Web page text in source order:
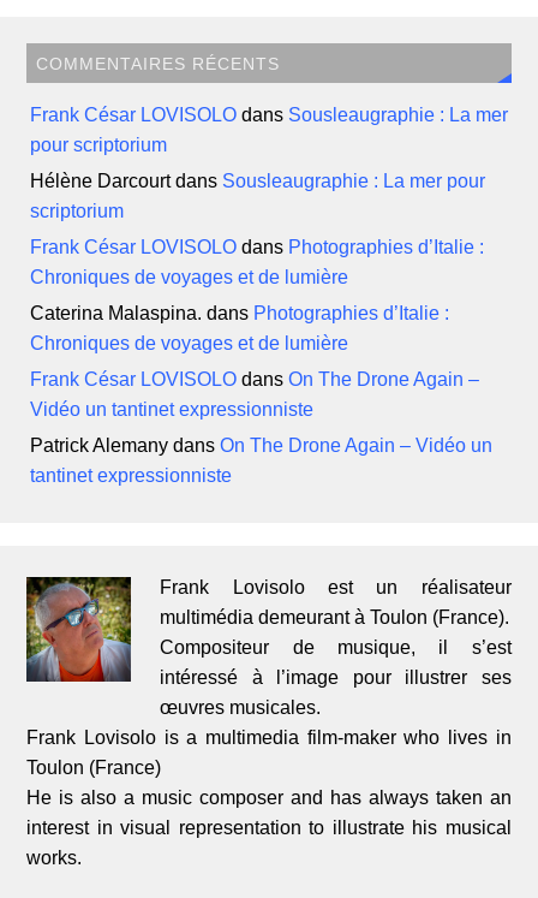
COMMENTAIRES RÉCENTS
Frank César LOVISOLO dans Sousleaugraphie : La mer
pour scriptorium
Hélène Darcourtdans Sousleaugraphie : La mer pour
scriptorium
Frank César LOVISOLO dans Photographies d’Italie :
Chroniques de voyages et de lumière
Caterina Malaspina. dans Photographies d’Italie :
Chroniques de voyages et de lumière
Frank César LOVISOLO dansOn The Drone Again –
Vidéo un tantinet expressionniste
Patrick Alemany dansOn The Drone Again – Vidéo un
tantinet expressionniste
Frank Lovisolo est un réalisateur
multimédia demeurant à Toulon (France).
Compositeur de musique, il s’est
intéressé à l’image pour illustrer ses
œuvres musicales.
Frank Lovisolo is a multimedia film-maker who lives in
Toulon (France)
He is also a music composer and has always taken an
interest in visual representation to illustrate his musical
works.